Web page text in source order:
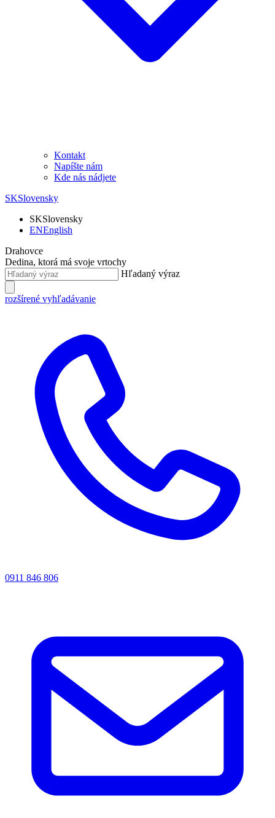
Kontakt
Napíšte nám
Kde nás nádjete
SKSlovensky
SKSlovensky
ENEnglish
Drahovce
Dedina, ktorá má svoje vrtochy
Hľadaný výraz
rozšírené vyhľadávanie
0911 846 806